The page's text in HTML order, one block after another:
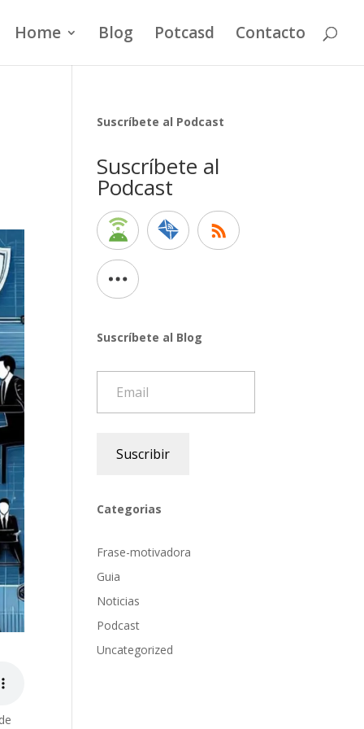
Home Blog Potcasd Contacto
Suscríbete al Podcast
Suscríbete al
Podcast
Suscríbete al Blog
Suscribir
Categorias
Frase-motivadora
Guia
Noticias
Podcast
Uncategorized